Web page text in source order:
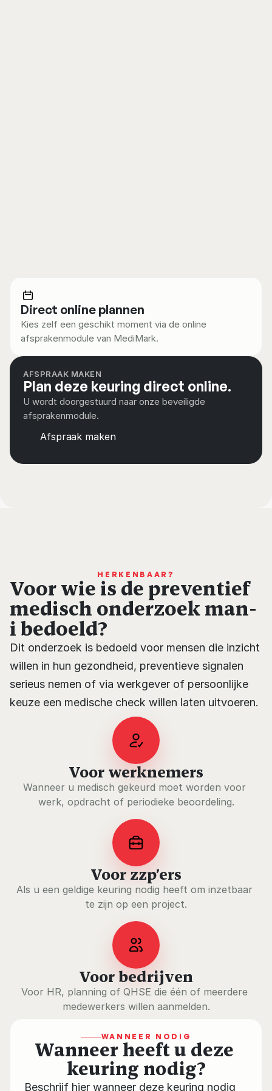
vaatziekten
Gewoon geruststelling willen
Direct online plannen
Kies zelf een geschikt moment via de online
afsprakenmodule van MediMark.
AFSPRAAK MAKEN
Plan deze keuring direct online.
U wordt doorgestuurd naar onze beveiligde
afsprakenmodule.
Afspraak maken
HERKENBAAR?
Voor wie is de preventief
medisch onderzoek man-
i bedoeld?
Dit onderzoek is bedoeld voor mensen die inzicht
willen in hun gezondheid, preventieve signalen
serieus nemen of via werkgever of persoonlijke
keuze een medische check willen laten uitvoeren.
Voor werknemers
Wanneer u medisch gekeurd moet worden voor
werk, opdracht of periodieke beoordeling.
Voor zzp’ers
Als u een geldige keuring nodig heeft om inzetbaar
te zijn op een project.
Voor bedrijven
Voor HR, planning of QHSE die één of meerdere
medewerkers willen aanmelden.
WANNEER NODIG
Wanneer heeft u deze
keuring nodig?
Beschrijf hier wanneer deze keuring nodig